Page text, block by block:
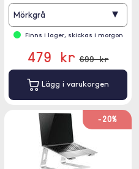
Mörkgrå ▾
Finns i lager, skickas i morgon
479 kr 699 kr
Lägg i varukorgen
-20%